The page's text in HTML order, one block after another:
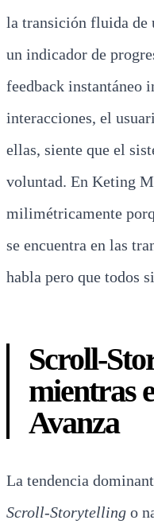
la transición fluida de
un indicador de
feedback instantáneo
interacciones, el
ellas, siente que el
voluntad. En Keting
milimétricamente
se encuentra en las
habla pero que todos
Scroll-
mientras
Avanza
La tendencia
Scroll-Storytelling o